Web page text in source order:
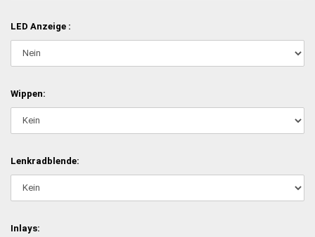
LED Anzeige :
Wippen:
Lenkradblende:
Inlays: